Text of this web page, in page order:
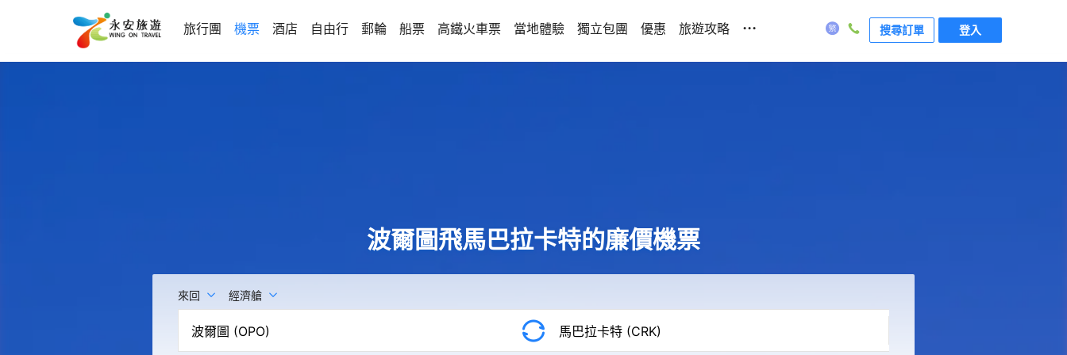
旅行團 機票 酒店 自由行 郵輪 船票 高鐵火車票 當地體驗 獨立包團 優惠 旅遊攻略 ... 搜尋訂單 登入
波爾圖飛馬巴拉卡特的廉價機票
來回 經濟艙